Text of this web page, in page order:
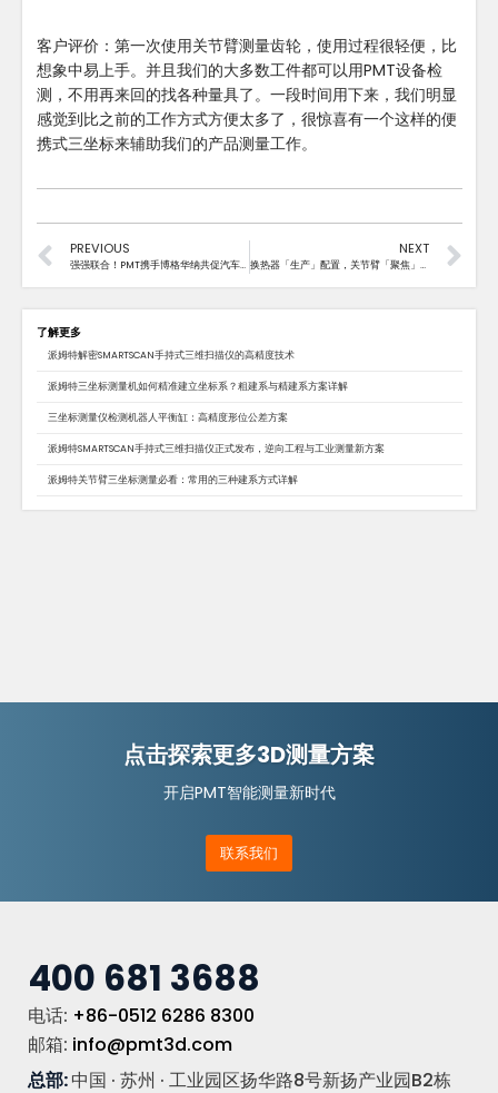
了解更多
派姆特解密SMARTSCAN手持式三维扫描仪的高精度技术
派姆特三坐标测量机如何精准建立坐标系？粗建系与精建系方案详解
三坐标测量仪检测机器人平衡缸：高精度形位公差方案
派姆特SMARTSCAN手持式三维扫描仪正式发布，逆向工程与工业测量新方案
派姆特关节臂三坐标测量必看：常用的三种建系方式详解
客户评价：第一次使用关节臂测量齿轮，使用过程很轻便，比
想象中易上手。并且我们的大多数工件都可以用PMT设备检
测，不用再来回的找各种量具了。一段时间用下来，我们明显
感觉到比之前的工作方式方便太多了，很惊喜有一个这样的便
携式三坐标来辅助我们的产品测量工作。
PREVIOUS
强强联合！PMT携手博格华纳共促汽车产业纵深发展
NEXT
换热器「生产」配置，关节臂「聚焦」测量
点击探索更多3D测量方案
开启PMT智能测量新时代
联系我们
400 681 3688
电话: +86-0512 6286 8300
邮箱: info@pmt3d.com
总部:中国 · 苏州 · 工业园区扬华路8号新扬产业园B2栋